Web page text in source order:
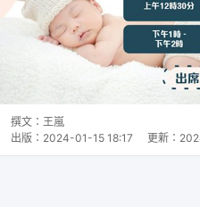
撰文： 王嵐
出版： 2024-01-15 18:17 更新：